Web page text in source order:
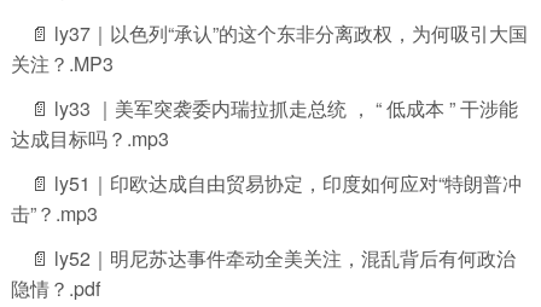
📄 ly37｜以色列“承认”的这个东非分离政权，为何吸引大国
关注？.MP3
📄 ly33 ｜美军突袭委内瑞拉抓走总统 ， “ 低成本 ” 干涉能
达成目标吗？.mp3
📄 ly51｜印欧达成自由贸易协定，印度如何应对“特朗普冲
击”？.mp3
📄 ly52｜明尼苏达事件牵动全美关注，混乱背后有何政治
隐情？.pdf